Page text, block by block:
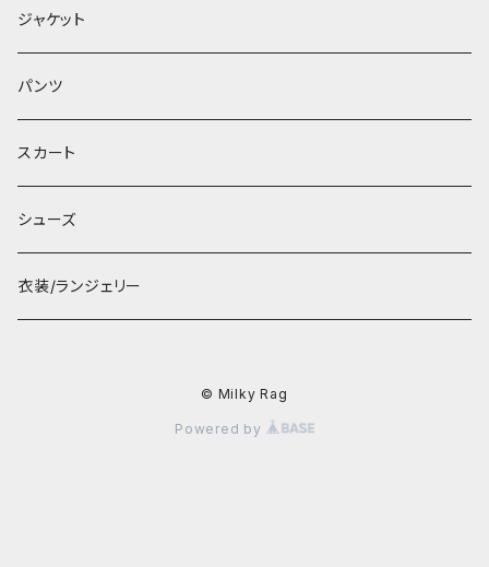
ジャケット
パンツ
スカート
シューズ
衣装/ランジェリー
© Milky Rag
Powered by